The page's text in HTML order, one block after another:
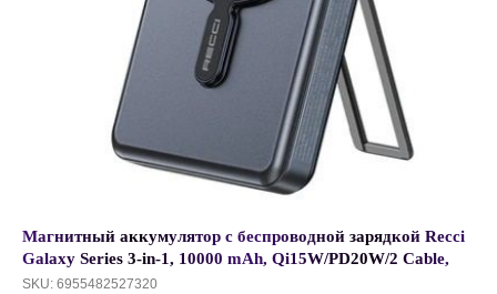
Магнитный аккумулятор с беспроводной зарядкой Recci
Galaxy Series 3-in-1, 10000 mAh, Qi15W/PD20W/2 Cable,
Черный обсидиан, RPB-W23
SKU: 6955482527320